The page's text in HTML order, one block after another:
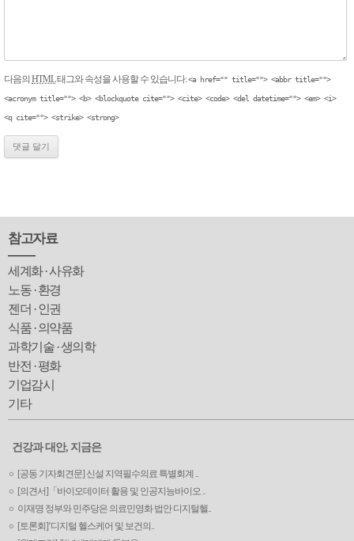
다음의 HTML태그와 속성을 사용할 수 있습니다:<a href="" title=""> <abbr title="">
<acronym title=""> <b> <blockquote cite=""> <cite> <code> <del datetime=""> <em> <i>
<q cite=""> <strike> <strong>
참고자료
세계화 · 사유화
노동 · 환경
젠더 · 인권
식품 · 의약품
과학기술 · 생의학
반전 · 평화
기업감시
기타
건강과 대안, 지금은
[공동 기자회견문] 신설 지역필수의료 특별회계 ..
[의견서]「바이오데이터 활용 및 인공지능바이오 ..
이재명 정부와 민주당은 의료민영화 법안 디지털헬..
[토론회]‘디지털 헬스케어 및 보건의..